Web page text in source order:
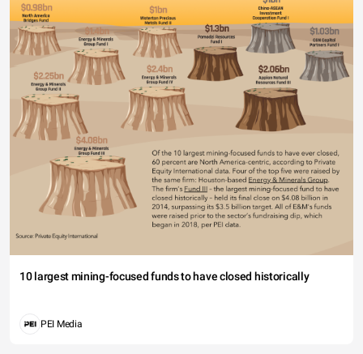
10 largest mining-focused funds to have closed historically
PEI Media